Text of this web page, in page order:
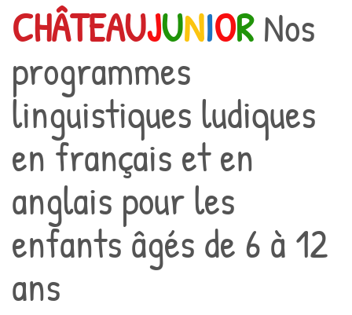
CHÂTEAUJUNIORNos
programmes
linguistiques ludiques
en français et en
anglais pour les
enfants âgés de 6 à 12
ans